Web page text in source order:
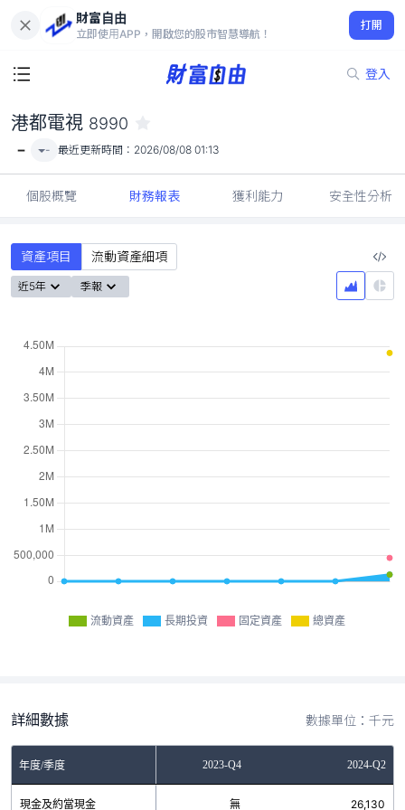
財富自由
立即使用APP，開啟您的股市智慧導航！
打開
登入
-
港都電視 8990
- - 最近更新時間： 2026/08/08 01:13
個股概覽 財務報表 獲利能力 安全性分析
資產項目 流動資產細項
近5年 季報
流動資產 長期投資 固定資產 總資產
詳細數據 數據單位：千元
年度/季度2023-Q2 2023-Q4 2024-Q2
現金及約當現金
無 無 26,130